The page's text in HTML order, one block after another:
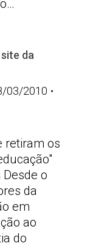
da
03/2010
retiram os
o
da
em
ao
do